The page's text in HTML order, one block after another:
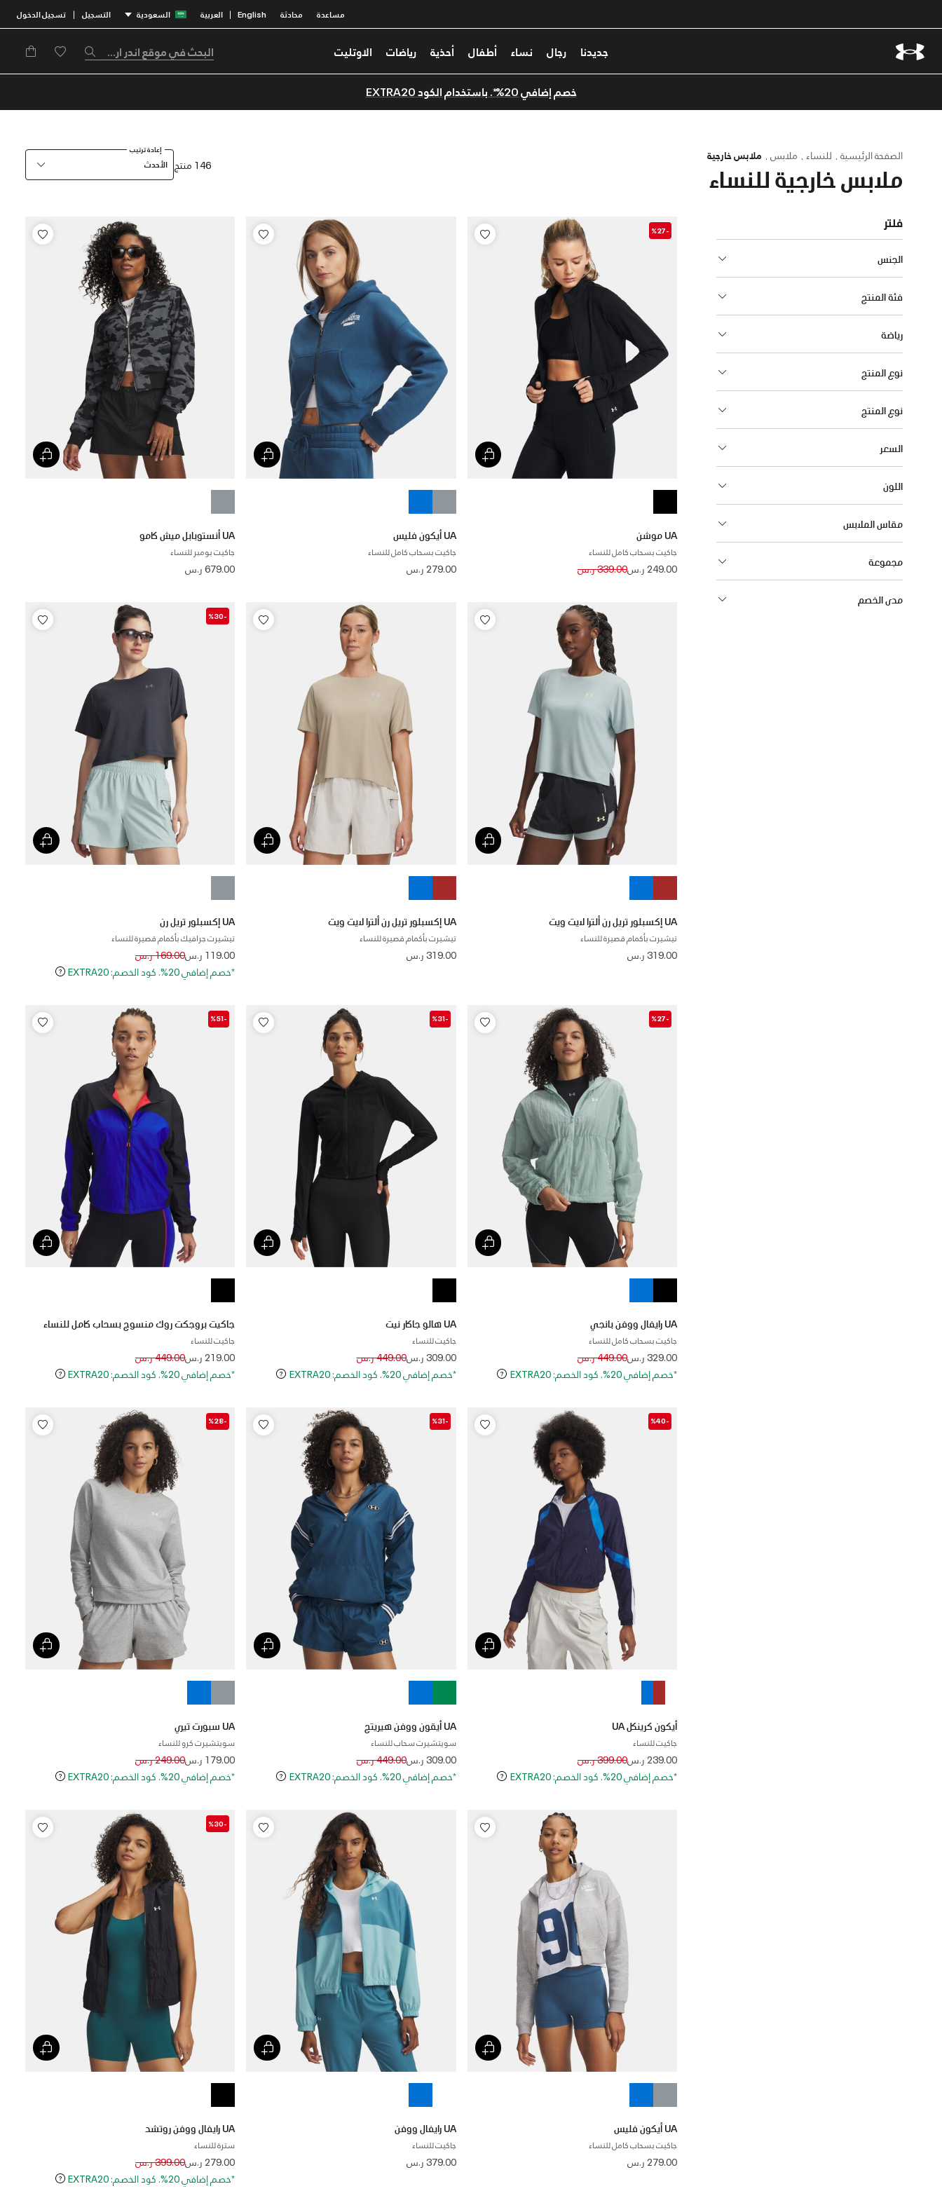
مساعدة محادثة English
| العربية السعودية التسجيل | تسجيل الدخول
جديدنا رجال نساء أطفال أحذية رياضات الاوتليت
خصم إضافي 20%*. باستخدام الكود EXTRA20
الصفحة الرئيسية للنساء ملابس ملابس خارجية
ملابس خارجية للنساء 146 منتج
إعادة ترتيب
الأحدث
فلتر
الجنس
فئة المنتج
رياضة
نوع المنتج
نوع المنتج
السعر
اللون
مقاس الملابس
مجموعة
مدى الخصم
-%27
UA موشن
جاكيت بسحاب كامل للنساء
249.00 ر.سPrice reduced from
339.00 ر.سto
UA أيكون فليس
جاكيت بسحاب كامل للنساء
279.00 ر.س
UA أنستوبابل ميش كامو
جاكيت بومبر للنساء
679.00 ر.س
UA إكسبلور تريل رن ألترا لايت ويت
تيشيرت بأكمام قصيرة للنساء
319.00 ر.س
UA إكسبلور تريل رن ألترا لايت ويت
تيشيرت بأكمام قصيرة للنساء
319.00 ر.س
-%30
UA إكسبلور تريل رن
تيشيرت جرافيك بأكمام قصيرة للنساء
119.00 ر.سPrice reduced from
169.00 ر.سto
*خصم إضافي 20%. كود الخصم: EXTRA20
-%27
UA رايفال ووفن بانجي
جاكيت بسحاب كامل للنساء
329.00 ر.سPrice reduced from
449.00 ر.سto
*خصم إضافي 20%. كود الخصم: EXTRA20
-%31
UA هالو جاكار نيت
جاكيت للنساء
309.00 ر.سPrice reduced from
449.00 ر.سto
*خصم إضافي 20%. كود الخصم: EXTRA20
-%51
جاكيت بروجكت روك منسوج بسحاب كامل للنساء
جاكيت للنساء
219.00 ر.سPrice reduced from
449.00 ر.سto
*خصم إضافي 20%. كود الخصم: EXTRA20
-%40
أيكون كرينكل UA
جاكيت للنساء
239.00 ر.سPrice reduced from
399.00 ر.سto
*خصم إضافي 20%. كود الخصم: EXTRA20
-%31
UA أيقون ووفن هيريتج
سويتشيرت سحاب للنساء
309.00 ر.سPrice reduced from
449.00 ر.سto
*خصم إضافي 20%. كود الخصم: EXTRA20
-%28
UA سبورت تيري
سويتشيرت كرو للنساء
179.00 ر.سPrice reduced from
249.00 ر.سto
*خصم إضافي 20%. كود الخصم: EXTRA20
UA أيكون فليس
جاكيت بسحاب كامل للنساء
279.00 ر.س
UA رايفال ووفن
جاكيت للنساء
379.00 ر.س
-%30
UA رايفال ووفن روتشد
سترة للنساء
279.00 ر.سPrice reduced from
399.00 ر.سto
*خصم إضافي 20%. كود الخصم: EXTRA20